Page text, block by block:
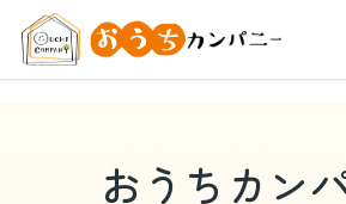
おうちカン